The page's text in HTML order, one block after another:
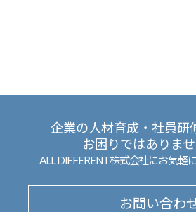
企業の人材育成・社員研
お困りではありま
ALL DIFFERENT株式会社にお気軽
お問い合わ